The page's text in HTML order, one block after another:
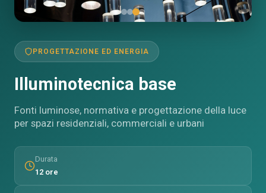
PROGETTAZIONE ED ENERGIA
Illuminotecnica base
Fonti luminose, normativa e progettazione della luce
per spazi residenziali, commerciali e urbani
Durata
12 ore